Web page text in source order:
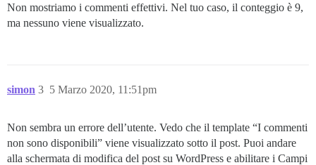
Non mostriamo i commenti effettivi. Nel tuo caso, il conteggio è 9,
ma nessuno viene visualizzato.
simon 5 Marzo 2020, 11:51pm
3
Non sembra un errore dell’utente. Vedo che il template “I commenti
non sono disponibili” viene visualizzato sotto il post. Puoi andare
alla schermata di modifica del post su WordPress e abilitare i Campi